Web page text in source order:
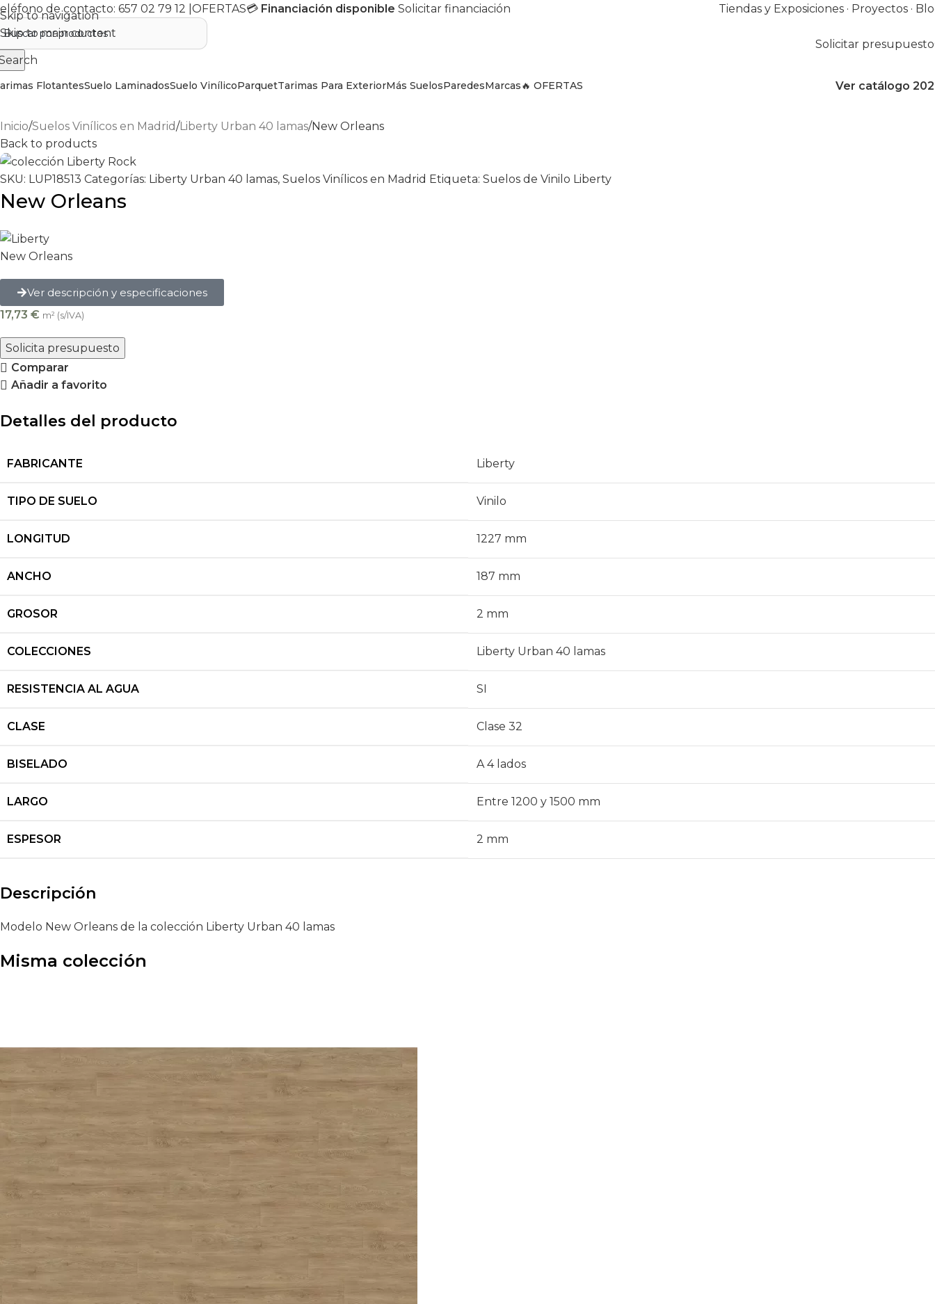
Skip to navigation
Skip to main content
de contacto: 657 02 79 12 OFERTAS💳 Financiación disponible Solicitar financiación Tiendas y Exposiciones · Proyectos ·
Solicitar presupuesto
FlotantesSuelo LaminadosSuelo VinílicoParquetTarimas Para ExteriorMás SuelosParedesMarcas🔥 OFERTAS Ver catálogo
Inicio Suelos Vinílicos en Madrid Liberty Urban 40 lamas New Orleans
Back to products
SKU: LUP18513 Categorías: Liberty Urban 40 lamas, Suelos Vinílicos en Madrid Etiqueta: Suelos de Vinilo Liberty
New Orleans
New Orleans
Ver descripción y especificaciones
17,73 € m² (s/IVA)
Solicita presupuesto
Comparar
Añadir a favorito
Detalles del producto
FABRICANTE Liberty
TIPO DE SUELO Vinilo
LONGITUD 1227 mm
ANCHO 187 mm
GROSOR 2 mm
COLECCIONES Liberty Urban 40 lamas
RESISTENCIA AL AGUA SI
CLASE Clase 32
BISELADO A 4 lados
LARGO Entre 1200 y 1500 mm
ESPESOR 2 mm
Descripción
Modelo New Orleans de la colección Liberty Urban 40 lamas
Misma colección